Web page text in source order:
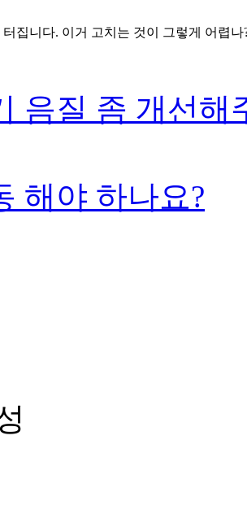
집니다. 이거 고치는 것이 그렇게 어렵나
음질 좀 개선해
해야 하나요?